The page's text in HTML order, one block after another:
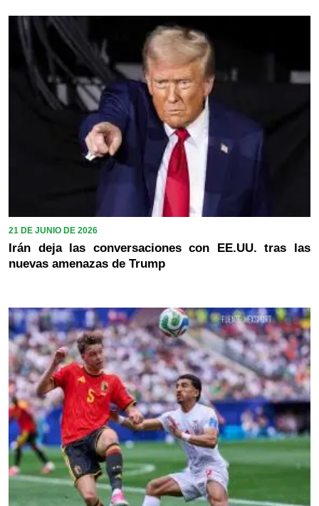
21 DE JUNIO DE 2026
Irán deja las conversaciones con EE.UU. tras las
nuevas amenazas de Trump